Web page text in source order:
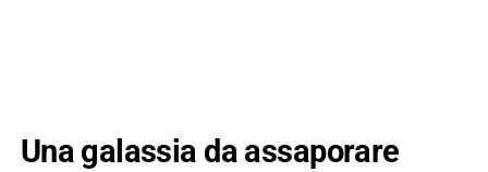
Una galassia da assaporare